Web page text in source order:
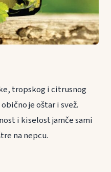
tropskog i citrusnog
je oštar i svež.
i kiselost jamče sami
na nepcu.